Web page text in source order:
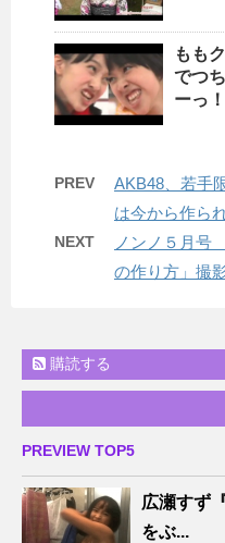
もも
でつ
ーっ
PREV
AKB48、若手
は今から作られ
NEXT
ノンノ５月号
の作り方」撮
購読する
PREVIEW TOP5
広瀬すず
をぶ...